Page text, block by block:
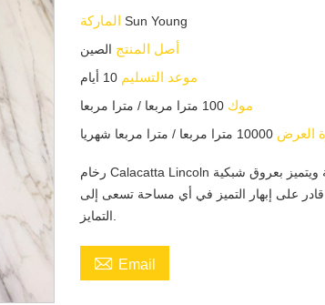
الماركةSun Young
أصل المنتج الصين
موعد التسليم 10 أيام
موك 100 مترا مربعا / مترا مربعا
العرض 10000 مترا مربعا / مترا مربعا شهريا
رخام Calacatta Lincoln هو أصلاً من أمريكا الشمالية ويتميز بعروق شبكية
على إبهار التميز في أي مساحة تسعى إلى
التمايز.
 Email